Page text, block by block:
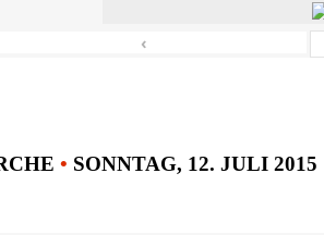
‹
• SONNTAG, 12. JULI 2015